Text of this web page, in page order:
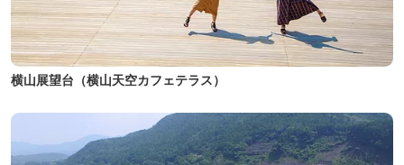
横山展望台（横山天空カフェテラス）